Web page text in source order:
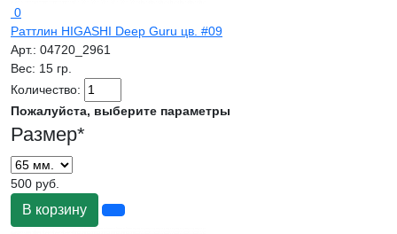
0
Раттлин HIGASHI Deep Guru цв. #09
Арт.: 04720_2961
Вес: 15 гр.
Количество:
Пожалуйста, выберите параметры
Размер*
500 руб.
В корзину